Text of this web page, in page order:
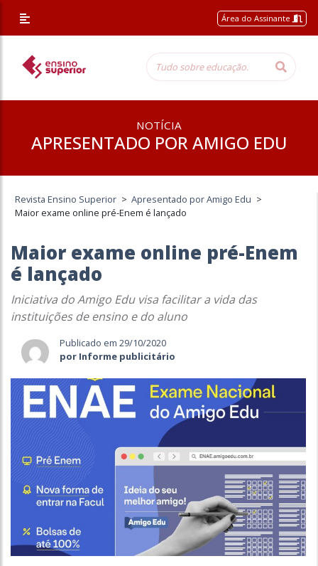
Área do Assinante
NOTÍCIA
APRESENTADO POR AMIGO EDU
Revista Ensino Superior > Apresentado por Amigo Edu >
Maior exame online pré-Enem é lançado
Maior exame online pré-Enem
é lançado
Iniciativa do Amigo Edu visa facilitar a vida das
instituições de ensino e do aluno
Publicado em 29/10/2020
por Informe publicitário